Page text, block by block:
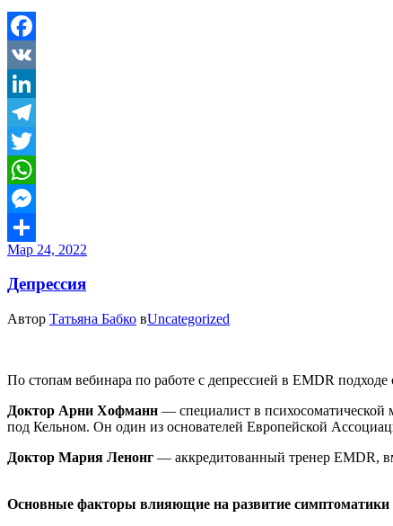
Facebook
VK
LinkedIn
Telegram
Twitter
WhatsApp
Messenger
Отправить
Мар 24, 2022
Депрессия
Автор Татьяна Бабко вUncategorized
По стопам вебинара по работе с депрессией в EMDR
Доктор Арни Хофманн — специалист в психосоматической
под Кельном. Он один из основателей Европейской
Доктор Мария Ленонг — аккредитованный тренер EMDR,
Основные факторы влияющие на развитие симптоматики